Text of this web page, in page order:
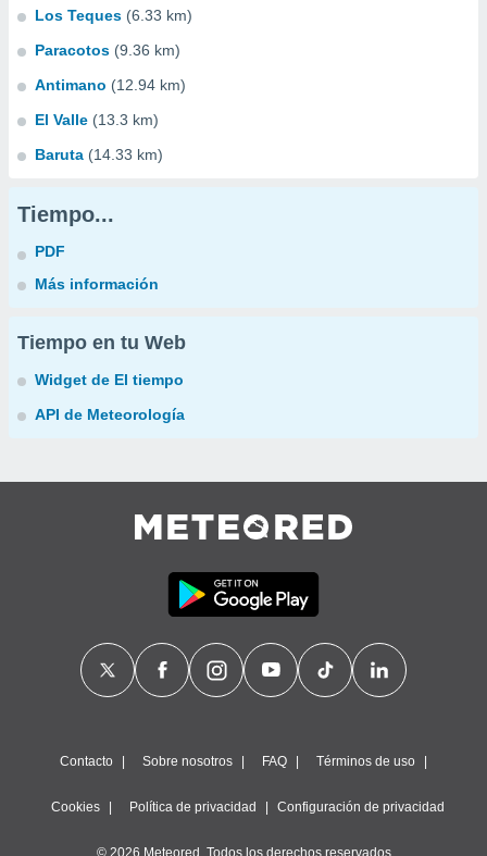
Los Teques (6.33 km)
Paracotos (9.36 km)
Antimano (12.94 km)
El Valle (13.3 km)
Baruta (14.33 km)
Tiempo...
PDF
Más información
Tiempo en tu Web
Widget de El tiempo
API de Meteorología
Contacto Sobre nosotros FAQ Términos de uso
Cookies Política de privacidad Configuración de privacidad
© 2026 Meteored. Todos los derechos reservados